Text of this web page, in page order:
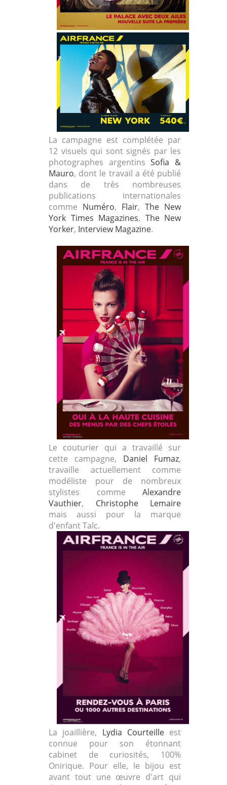
La campagne est complétée par
12 visuels qui sont signés par les
photographes argentinsSofia &
Mauro, dont le travail a été publié
dans de très nombreuses
publications internationales
comme Numéro, Flair, The New
York Times Magazines, The New
Yorker, Interview Magazine.
Le couturier qui a travaillé sur
cette campagne, Daniel Fumaz,
travaille actuellement comme
modéliste pour de nombreux
stylistes comme Alexandre
Vauthier, Christophe Lemaire
mais aussi pour la marque
d'enfant Talc.
La joaillière, Lydia Courteilleest
connue pour son étonnant
cabinet de curiosités, 100%
Onirique. Pour elle, le bijou est
avant tout une œuvre d'art qui